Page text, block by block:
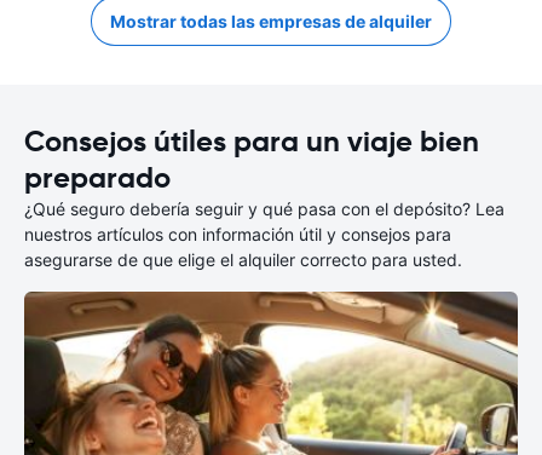
Mostrar todas las empresas de alquiler
Consejos útiles para un viaje bien
preparado
¿Qué seguro debería seguir y qué pasa con el depósito? Lea
nuestros artículos con información útil y consejos para
asegurarse de que elige el alquiler correcto para usted.